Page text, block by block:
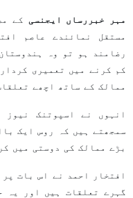
مہر خبررساں ایجنسی کے
مستقل نمائندے عاصم
رضامند ہو تو وہ
کم کرنے میں تعمیری
ممالک کے ساتھ اچھے
انہوں نے اسپوتنک
سمجھتے ہیں کہ روس ایک
بڑے ممالک کی دوستی میں
افتخار احمد نے اس بات
گہرے تعلقات ہیں اور یہ